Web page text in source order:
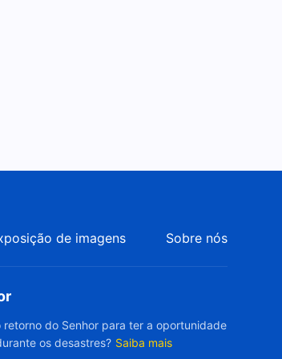
de imagens Sobre nós
do Senhor para ter a oportunidade
os desastres? Saiba mais